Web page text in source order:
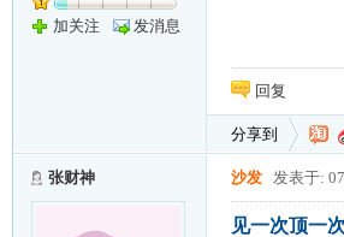
加关注 发消息
回复
分享到
张财神 沙发 发表于:
见一次顶一